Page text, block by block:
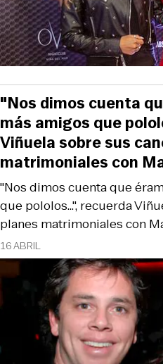
16 ABRIL
"Nos dimos cuenta que
que pololos...", recuerda
planes matrimoniales con
"Nos dimos cuenta
más amigos que
Viñuela sobre sus
matrimoniales con